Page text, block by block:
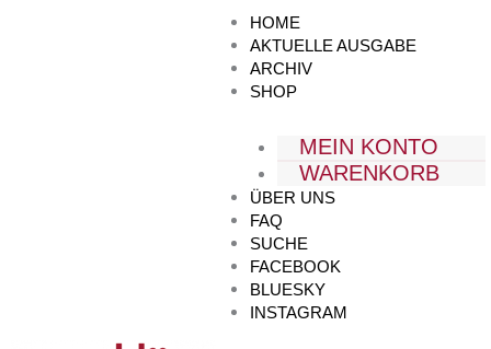
HOME
AKTUELLE AUSGABE
ARCHIV
SHOP
MEIN KONTO
WARENKORB
ÜBER UNS
FAQ
SUCHE
FACEBOOK
BLUESKY
INSTAGRAM